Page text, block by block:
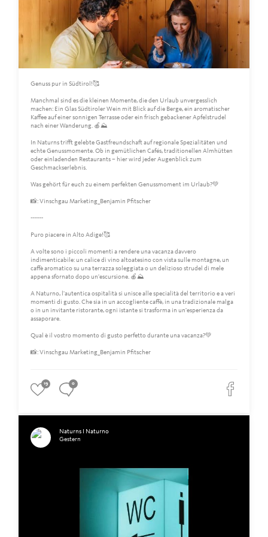
Genuss pur in Südtirol!🥰
Manchmal sind es die kleinen Momente, die den Urlaub unvergesslich
machen: Ein Glas Südtiroler Wein mit Blick auf die Berge, ein aromatischer
Kaffee auf einer sonnigen Terrasse oder ein frisch gebackener Apfelstrudel
nach einer Wanderung. 🍎⛰️
In Naturns trifft gelebte Gastfreundschaft auf regionale Spezialitäten und
echte Genussmomente. Ob in gemütlichen Cafés, traditionellen Almhütten
oder einladenden Restaurants – hier wird jeder Augenblick zum
Geschmackserlebnis.
Was gehört für euch zu einem perfekten Genussmoment im Urlaub?💚
📸: Vinschgau Marketing_Benjamin Pfitscher
-------
Puro piacere in Alto Adige!🥰
A volte sono i piccoli momenti a rendere una vacanza davvero
indimenticabile: un calice di vino altoatesino con vista sulle montagne, un
caffè aromatico su una terrazza soleggiata o un delizioso strudel di mele
appena sfornato dopo un'escursione. 🍎⛰️
A Naturno, l'autentica ospitalità si unisce alle specialità del territorio e a veri
momenti di gusto. Che sia in un accogliente caffè, in una tradizionale malga
o in un invitante ristorante, ogni istante si trasforma in un'esperienza da
assaporare.
Qual è il vostro momento di gusto perfetto durante una vacanza?💚
📸: Vinschgau Marketing_Benjamin Pfitscher
19 0
Naturns I Naturno
Gestern